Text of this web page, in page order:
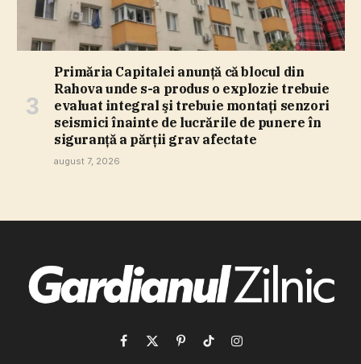
Primăria Capitalei anunţă că blocul din
Rahova unde s-a produs o explozie trebuie
evaluat integral şi trebuie montaţi senzori
seismici înainte de lucrările de punere în
siguranţă a părţii grav afectate
august 7, 2026
Facebook
X
PinterestTikTokInstagram